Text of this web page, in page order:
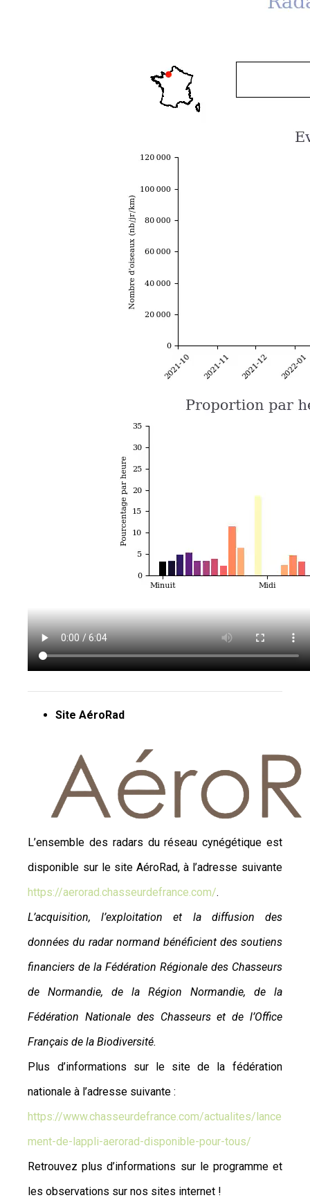
Site AéroRad
L’ensemble des radars du réseau cynégétique est
disponible sur le site AéroRad, à l’adresse suivante
https://aerorad.chasseurdefrance.com/.
L’acquisition, l’exploitation et la diffusion des
données du radar normand bénéficient des soutiens
financiers de la Fédération Régionale des Chasseurs
de Normandie, de la Région Normandie, de la
Fédération Nationale des Chasseurs et de l’Office
Français de la Biodiversité.
Plus d’informations sur le site de la fédération
nationale à l’adresse suivante :
https://www.chasseurdefrance.com/actualites/lance
ment-de-lappli-aerorad-disponible-pour-tous/
Retrouvez plus d’informations sur le programme et
les observations sur nos sites internet !